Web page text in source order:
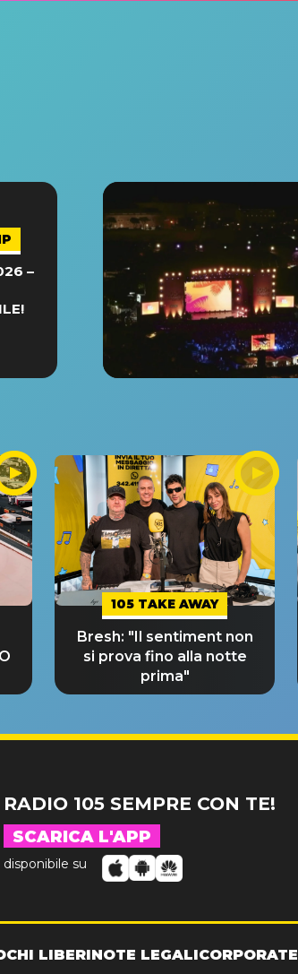
–
105 TAKE AWAY
Bresh: "Il sentiment non
si prova fino alla notte
prima"
RADIO 105 SEMPRE CON TE!
SCARICA L'APP
disponibile su
LIBERINOTE LEGALICORPORATE